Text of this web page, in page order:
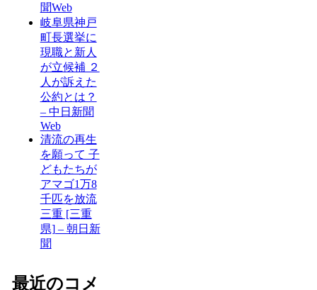
聞Web
岐阜県神戸
町長選挙に
現職と新人
が立候補 ２
人が訴えた
公約とは？
– 中日新聞
Web
清流の再生
を願って 子
どもたちが
アマゴ1万8
千匹を放流
三重 [三重
県] – 朝日新
聞
最近のコメ